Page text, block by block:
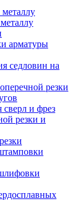
металлу
арматуры
седловин на
резки
сверл и фрез
резки и